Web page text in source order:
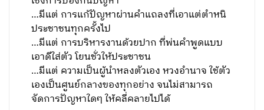
…มีแต่ การแก้ปัญหาผ่านคำแถลงที่เอาแต่ตำหนิ
ประชาชนทุกครั้งไป
…มีแต่ การบริหารงานด้วยปาก ที่พ่นคำพูดแบบ
เอาดีใส่ตัว โยนชั่วให้ประชาชน
…มีแต่ ความเป็นผู้นำหลงตัวเอง หวงอำนาจ ใช้ตัว
เองเป็นศูนย์กลางของทุกอย่าง จนไม่สามารถ
จัดการปัญหาใดๆ ให้คลี่คลายไปได้